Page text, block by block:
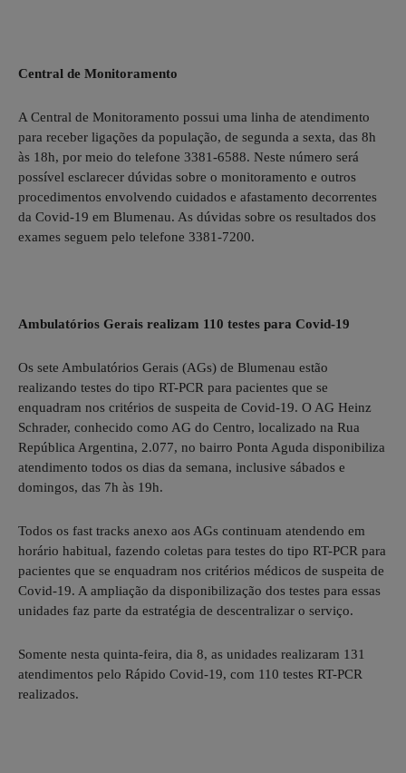
Central de Monitoramento
A Central de Monitoramento possui uma linha de atendimento
para receber ligações da população, de segunda a sexta, das 8h
às 18h, por meio do telefone 3381-6588. Neste número será
possível esclarecer dúvidas sobre o monitoramento e outros
procedimentos envolvendo cuidados e afastamento decorrentes
da Covid-19 em Blumenau. As dúvidas sobre os resultados dos
exames seguem pelo telefone 3381-7200.
Ambulatórios Gerais realizam 110 testes para Covid-19
Os sete Ambulatórios Gerais (AGs) de Blumenau estão
realizando testes do tipo RT-PCR para pacientes que se
enquadram nos critérios de suspeita de Covid-19. O AG Heinz
Schrader, conhecido como AG do Centro, localizado na Rua
República Argentina, 2.077, no bairro Ponta Aguda disponibiliza
atendimento todos os dias da semana, inclusive sábados e
domingos, das 7h às 19h.
Todos os fast tracks anexo aos AGs continuam atendendo em
horário habitual, fazendo coletas para testes do tipo RT-PCR para
pacientes que se enquadram nos critérios médicos de suspeita de
Covid-19. A ampliação da disponibilização dos testes para essas
unidades faz parte da estratégia de descentralizar o serviço.
Somente nesta quinta-feira, dia 8, as unidades realizaram 131
atendimentos pelo Rápido Covid-19, com 110 testes RT-PCR
realizados.